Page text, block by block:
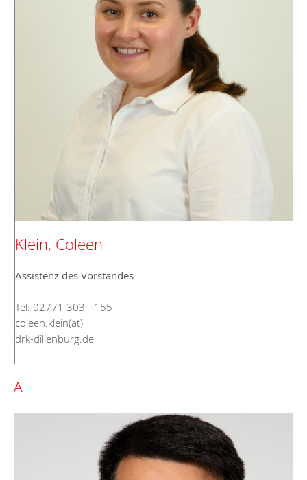
Klein, Coleen
Assistenz des Vorstandes
Tel: 02771 303 - 155
coleen.klein(at)
drk-dillenburg.de
A